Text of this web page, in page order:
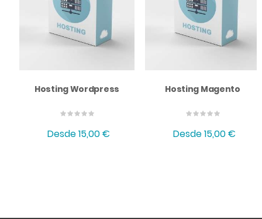
Hosting Wordpress
Desde15,00 €
Hosting Magento
Desde15,00 €